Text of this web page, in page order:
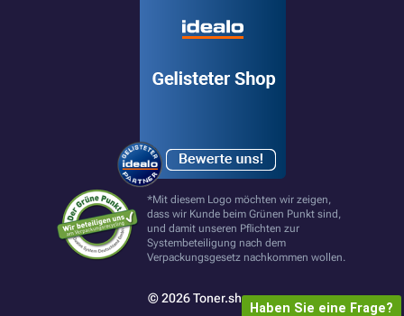
*Mit diesem Logo möchten wir zeigen,
dass wir Kunde beim Grünen Punkt sind,
und damit unseren Pflichten zur
Systembeteiligung nach dem
Verpackungsgesetz nachkommen wollen.
© 2026 Toner.shop
Haben Sie eine Frage?